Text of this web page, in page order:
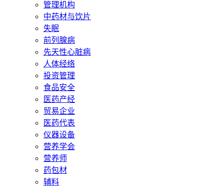
管理机构
中药材与饮片
失眠
前列腺病
先天性心脏病
人体经络
投资管理
食品安全
医药产经
贸易企业
医药代表
仪器设备
营养学会
营养师
药包材
辅料